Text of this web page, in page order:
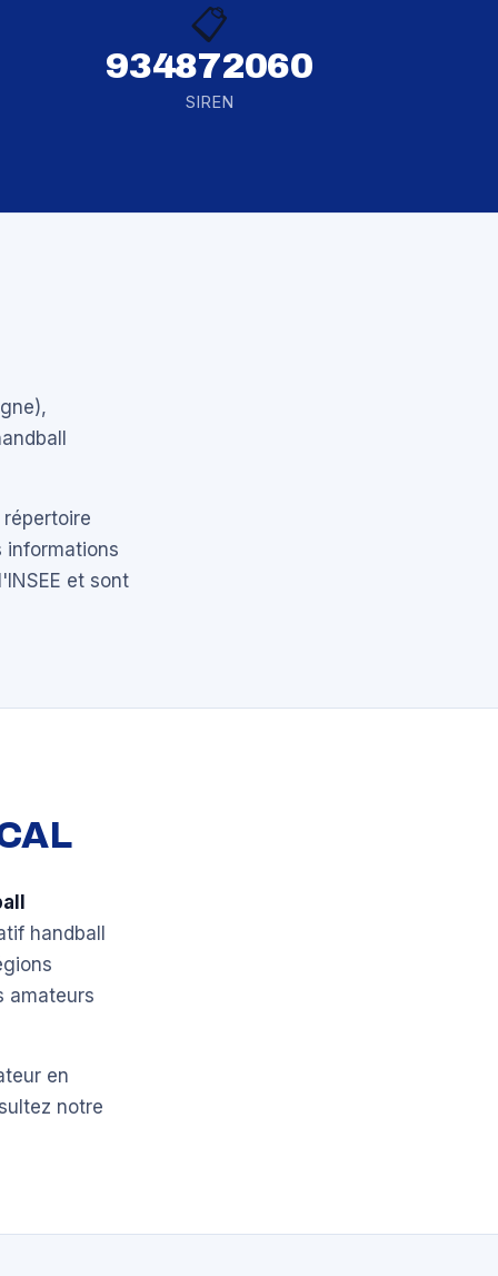
📋
934872060
SIREN
informations
et sont
handball
amateurs
en
notre